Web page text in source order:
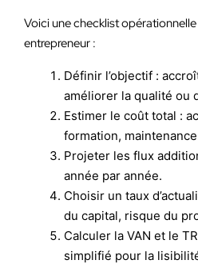
Voici une checklist
entrepreneur :
Définir l’objectif :
améliorer la qualité ou
Estimer le coût total :
formation,
Projeter les flux
année par année.
Choisir un taux
du capital, risque du
Calculer la VAN et le
simplifié pour la